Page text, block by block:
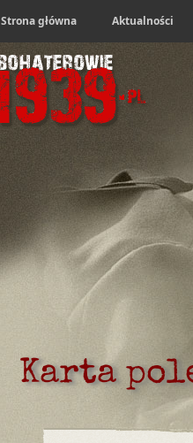
Strona główna Aktualności
Karta